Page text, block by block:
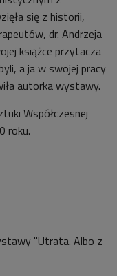
się z historii,
dr. Andrzeja
książce przytacza
a ja w swojej pracy
autorka wystawy.
Współczesnej
roku.
"Utrata. Albo z